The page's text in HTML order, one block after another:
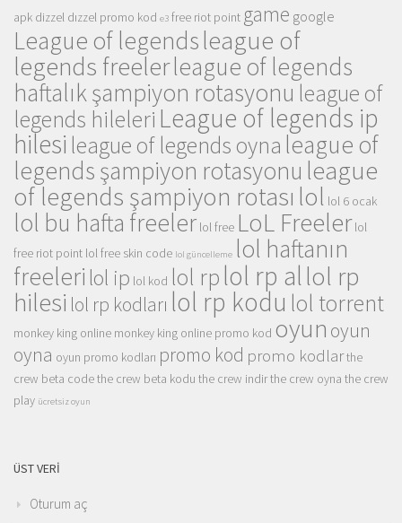
apk dizzel dızzel promo kod e3 free riot point game google
League of legendsleague of
legends freelerleague of legends
haftalık şampiyon rotasyonu league of
legends hileleri League of legends ip
hilesi league of legends oyna league of
legends şampiyon rotasyonu league
of legends şampiyon rotası lol lol 6 ocak
lol bu hafta freeler lol free LoL Freeler lol
free riot point lol free skin code lol güncelleme lol haftanın
freeleri lol ip lol kod lol rplol rp allol rp
hilesi lol rp kodları lol rp kodu lol torrent
monkey king online monkey king online promo kod oyun oyun
oyna oyun promo kodları promo kod promo kodlarthe
crew beta codethe crew beta kodu the crew indirthe crew oyna the crew
play ücretsiz oyun
ÜST VERI
Oturum aç